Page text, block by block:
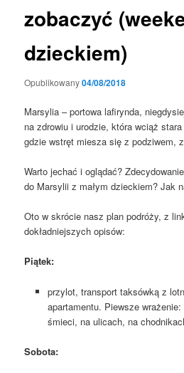
zobaczyć
dzieckiem)
Opublikowany04/08/2018
Marsylia – portowalafirynda,
na zdrowiu i urodzie, która wciąż
gdzie wstręt miesza się z podziwem,
Warto jechać i oglądać?
do Marsylii z małym dzieckiem? Jak
Oto w skrócie nasz plan podróży, z
dokładniejszych opisów:
Piątek:
przylot, transport taksówką z
apartamentu. Piewsze
śmieci, na ulicach, na
Sobota: